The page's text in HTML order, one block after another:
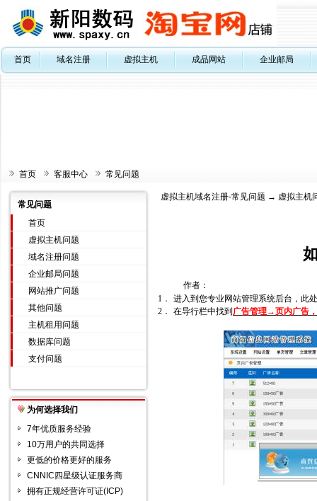
首页 域名注册 虚拟主机 成品网站 企业邮局
首页 客服中心 常见问题
常见问题
首页
虚拟主机问题
域名注册问题
企业邮局问题
网站推广问题
其他问题
主机租用问题
数据库问题
支付问题
为何选择我们
7年优质服务经验
10万用户的共同选择
更低的价格更好的服务
CNNIC四星级认证服务商
拥有正规经营许可证(ICP)
虚拟主机域名注册-常见问题 → 虚拟主机
作者：
1．
进入到您专业网站管理系统后台，此
2．
在导行栏中找到 广告管理→页内广告，